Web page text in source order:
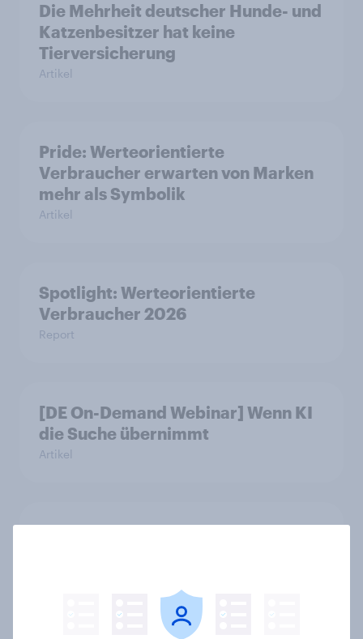
Die Mehrheit deutscher Hunde- und
Katzenbesitzer hat keine
Tierversicherung
Artikel
Pride: Werteorientierte
Verbraucher erwarten von Marken
mehr als Symbolik
Artikel
Spotlight: Werteorientierte
Verbraucher 2026
Report
[DE On-Demand Webinar] Wenn KI
die Suche übernimmt
Artikel
Wachstumspotenzial
Artikel